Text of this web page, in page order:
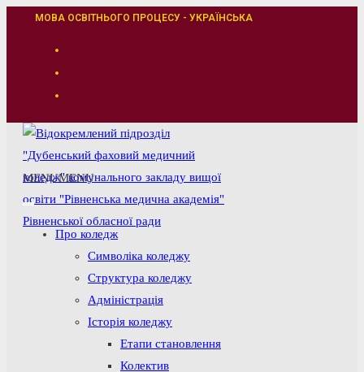
ПерейтиМОВА ОСВІТНЬОГО ПРОЦЕСУ - УКРАЇНСЬКА
MENUMENU
Про коледж
Символіка коледжу
Структура коледжу
Адміністрація
Історія коледжу
Етапи становлення
Колектив